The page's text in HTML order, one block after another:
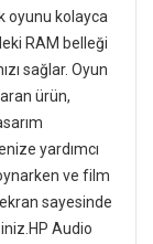
oyunu kolayca
RAM belleği
sağlar. Oyun
ürün,
yardımcı
ve film
sayesinde
Audio